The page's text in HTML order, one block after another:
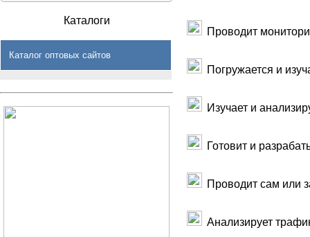
Проводит
Погружается и
Изучает и
Готовит и
Проводит сам или
Анализирует
Каталоги
Каталог оптовых сайтов